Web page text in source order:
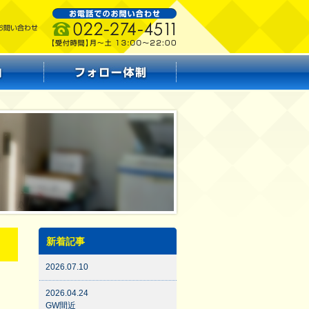
新着記事
2026.07.10
2026.04.24
GW間近